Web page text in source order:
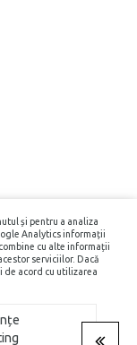
și pentru a analiza
Analytics informații
cu alte informații
serviciilor. Dacă
de acord cu utilizarea
Toate Drepturile